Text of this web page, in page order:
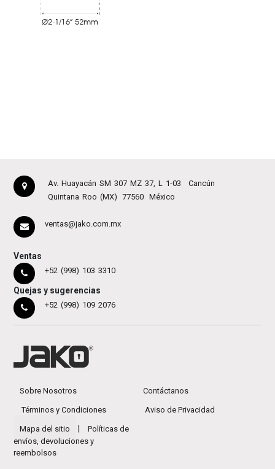
Av. Huayacán SM 307 MZ 37, L 1-03
Cancún
Quintana Roo (MX)
77560 México
ventas@jako.com.mx
Ventas
+52 (998) 103 3310
Quejas y sugerencias
+52 (998) 109 2076
Sobre Nosotros Contáctanos
Términos y Condiciones Aviso de Privacidad
Mapa del sitio
Políticas de
envíos, devoluciones y
reembolsos